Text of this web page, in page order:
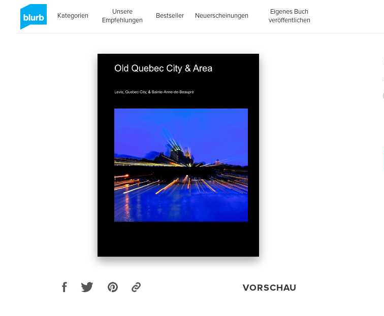
Kategorien
Unsere
Empfehlungen
Bestseller Neuerscheinungen
Eigenes Buch
veröffentlichen
VORSCHAU